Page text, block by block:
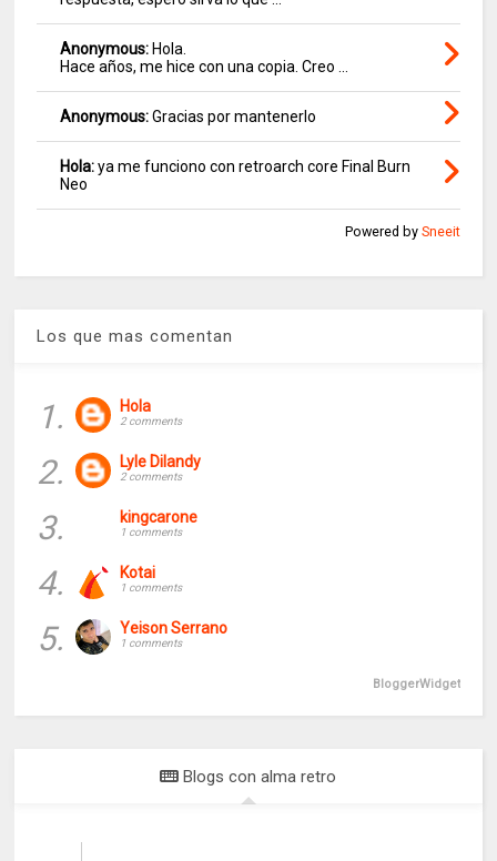
Anonymous:Hola.
Hace años, me hice con una copia. Creo ...
Anonymous:Gracias por mantenerlo
Hola:ya me funciono con retroarch core Final Burn
Neo
Powered by Sneeit
Los que mas comentan
1. Hola
2 comments
2. Lyle Dilandy
2 comments
3. kingcarone
1 comments
4. Kotai
1 comments
5. Yeison Serrano
1 comments
BloggerWidget
Blogs con alma retro